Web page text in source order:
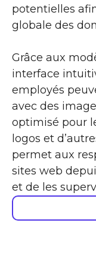
potentielles
globale des
Grâce aux
interface
employés
avec des
optimisé pour
logos et
permet aux
sites web
et de les